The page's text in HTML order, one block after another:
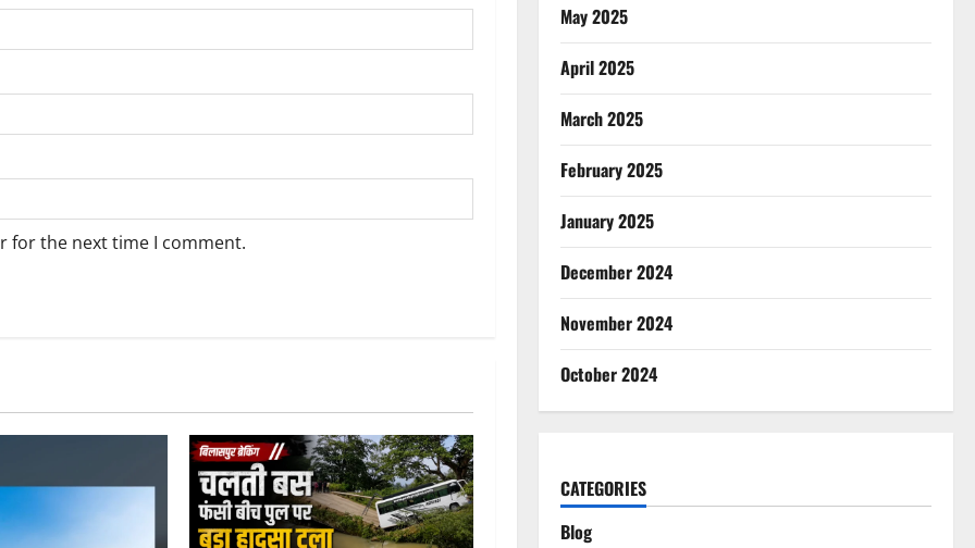
for the next time I comment.
May 2025
April 2025
March 2025
February 2025
January 2025
December 2024
November 2024
October 2024
CATEGORIES
Blog